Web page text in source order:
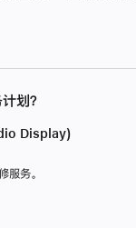
划？
Display)
务。